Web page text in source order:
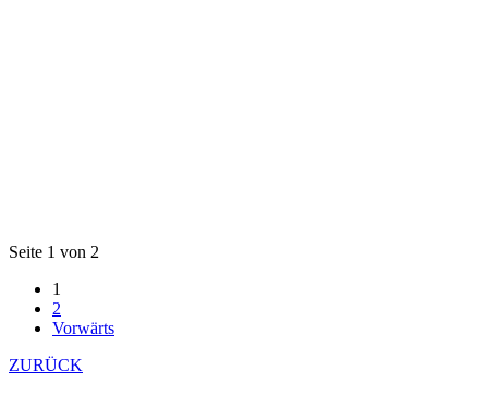
Seite 1 von 2
1
2
Vorwärts
ZURÜCK